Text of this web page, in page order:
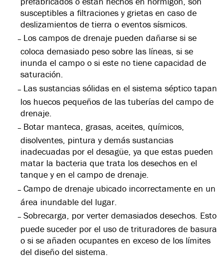
susceptibles a filtraciones y grietas en caso de
deslizamientos de tierra o eventos sísmicos.
Los campos de drenaje pueden dañarse si se
coloca demasiado peso sobre las líneas, si se
inunda el campo o si este no tiene capacidad de
saturación.
Las sustancias sólidas en el sistema séptico tapan
los huecos pequeños de las tuberías del campo de
drenaje.
Botar manteca, grasas, aceites, químicos,
disolventes, pintura y demás sustancias
inadecuadas por el desagüe, ya que estas pueden
matar la bacteria que trata los desechos en el
tanque y en el campo de drenaje.
Campo de drenaje ubicado incorrectamente en un
área inundable del lugar.
Sobrecarga, por verter demasiados desechos. Esto
puede suceder por el uso de trituradores de basura
o si se añaden ocupantes en exceso de los límites
del diseño del sistema.